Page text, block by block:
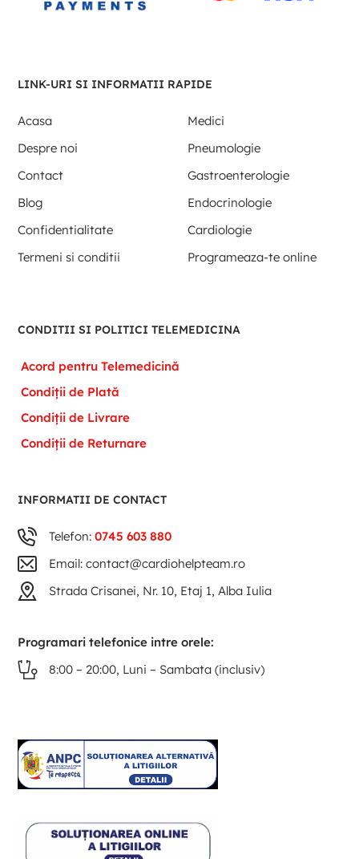
LINK-URI SI INFORMATII RAPIDE
Acasa
Medici
Despre noi
Pneumologie
Contact
Gastroenterologie
Blog
Endocrinologie
Confidentialitate
Cardiologie
Termeni si conditii
Programeaza-te online
CONDITII SI POLITICI TELEMEDICINA
Acord pentru Telemedicină
Condiții de Plată
Condiții de Livrare
Condiții de Returnare
INFORMATII DE CONTACT
Telefon:0745 603 880
Email: contact@cardiohelpteam.ro
Strada Crisanei, Nr. 10, Etaj 1, Alba Iulia
Programari telefonice intre orele:
8:00 – 20:00, Luni – Sambata (inclusiv)